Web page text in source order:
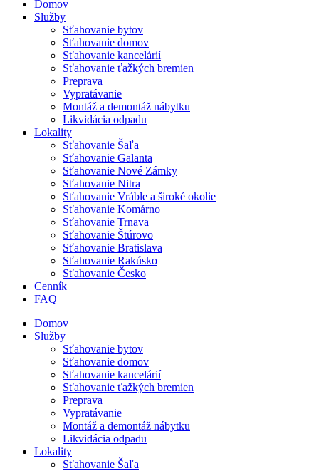
Domov
Služby
Sťahovanie bytov
Sťahovanie domov
Sťahovanie kancelárií
Sťahovanie ťažkých bremien
Preprava
Vypratávanie
Montáž a demontáž nábytku
Likvidácia odpadu
Lokality
Sťahovanie Šaľa
Sťahovanie Galanta
Sťahovanie Nové Zámky
Sťahovanie Nitra
Sťahovanie Vráble a široké okolie
Sťahovanie Komárno
Sťahovanie Trnava
Sťahovanie Štúrovo
Sťahovanie Bratislava
Sťahovanie Rakúsko
Sťahovanie Česko
Cenník
FAQ
Domov
Služby
Sťahovanie bytov
Sťahovanie domov
Sťahovanie kancelárií
Sťahovanie ťažkých bremien
Preprava
Vypratávanie
Montáž a demontáž nábytku
Likvidácia odpadu
Lokality
Sťahovanie Šaľa